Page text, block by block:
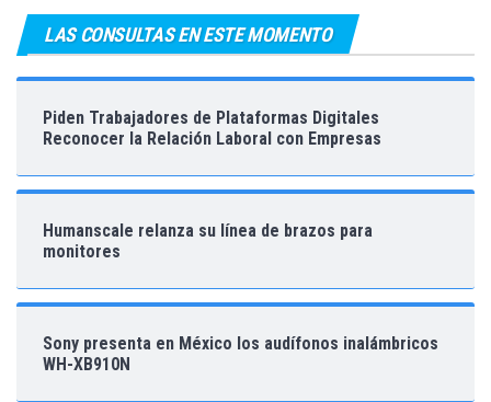
LAS CONSULTAS EN ESTE MOMENTO
Piden Trabajadores de Plataformas Digitales
Reconocer la Relación Laboral con Empresas
Humanscale relanza su línea de brazos para
monitores
Sony presenta en México los audífonos inalámbricos
WH-XB910N